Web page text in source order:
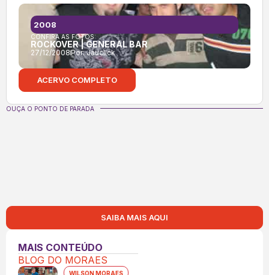
CONFIRA AS FOTOS:
ROCKOVER | GENERAL BAR
27/12/2008Por:Jauclick
2008
ACERVO COMPLETO
OUÇA O PONTO DE PARADA
SAIBA MAIS AQUI
MAIS CONTEÚDO
BLOG DO MORAES
WILSON MORAES